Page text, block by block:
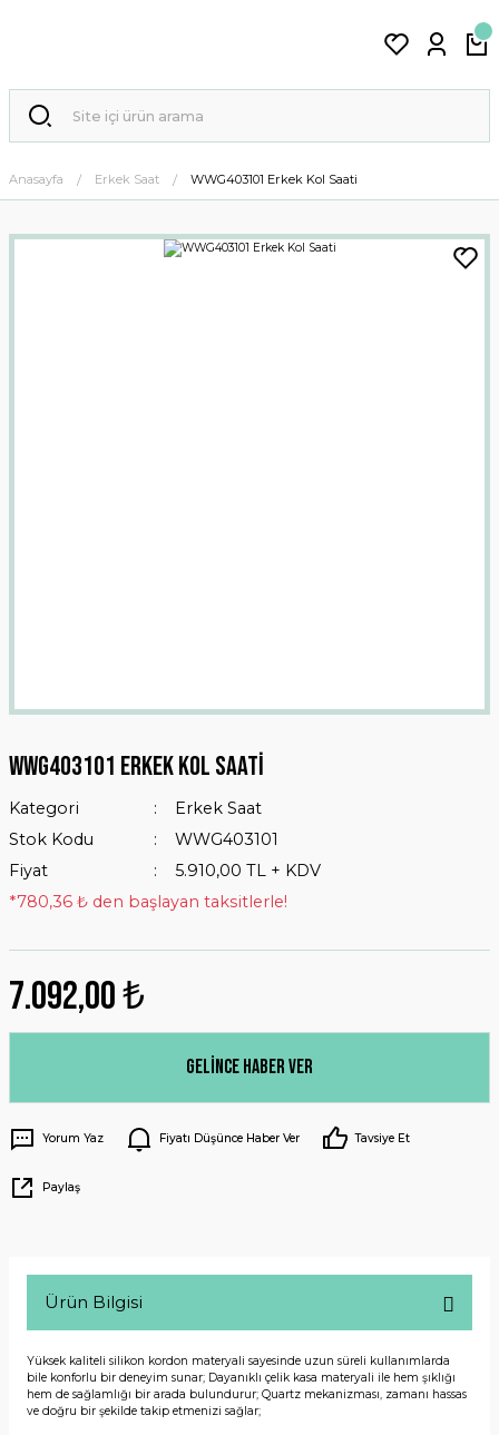
Anasayfa Erkek Saat WWG403101 Erkek Kol Saati
WWG403101 Erkek Kol Saati
Kategori
Erkek Saat
Stok Kodu
WWG403101
Fiyat
5.910,00 TL + KDV
*780,36 ₺ den başlayan taksitlerle!
7.092,00 ₺
Gelince Haber Ver
Yorum Yaz Fiyatı Düşünce Haber Ver Tavsiye Et
Paylaş
Ürün Bilgisi
Yüksek kaliteli silikon kordon materyali sayesinde uzun süreli kullanımlarda
bile konforlu bir deneyim sunar; Dayanıklı çelik kasa materyali ile hem şıklığı
hem de sağlamlığı bir arada bulundurur; Quartz mekanizması, zamanı hassas
ve doğru bir şekilde takip etmenizi sağlar;